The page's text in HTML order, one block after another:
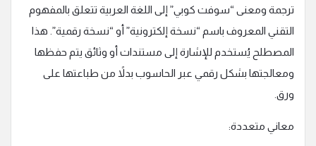
ترجمة ومعنى “سوفت كوبي” إلى اللغة العربية تتعلق بالمفهوم
التقني المعروف باسم “نسخة إلكترونية” أو “نسخة رقمية”. هذا
المصطلح يُستخدم للإشارة إلى مستندات أو وثائق يتم حفظها
ومعالجتها بشكل رقمي عبر الحاسوب بدلاً من طباعتها على
ورق.
معاني متعددة: